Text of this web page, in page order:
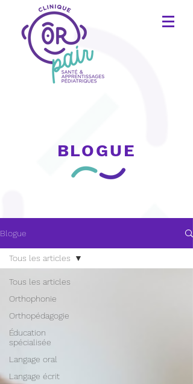
BLOGUE
Blogue
Tous les articles
Orthophonie
Orthopédagogie
Éducation
spécialisée
Langage oral
Langage écrit
Tous les articles